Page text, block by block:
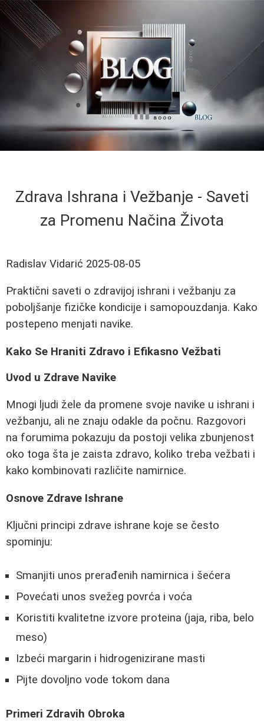
Zdrava Ishrana i Vežbanje - Saveti
za Promenu Načina Života
Radislav Vidarić 2025-08-05
Praktični saveti o zdravijoj ishrani i vežbanju za
poboljšanje fizičke kondicije i samopouzdanja. Kako
postepeno menjati navike.
Kako Se Hraniti Zdravo i Efikasno Vežbati
Uvod u Zdrave Navike
Mnogi ljudi žele da promene svoje navike u ishrani i
vežbanju, ali ne znaju odakle da počnu. Razgovori
na forumima pokazuju da postoji velika zbunjenost
oko toga šta je zaista zdravo, koliko treba vežbati i
kako kombinovati različite namirnice.
Osnove Zdrave Ishrane
Ključni principi zdrave ishrane koje se često
spominju:
Smanjiti unos prerađenih namirnica i šećera
Povećati unos svežeg povrća i voća
Koristiti kvalitetne izvore proteina (jaja, riba, belo
meso)
Izbeći margarin i hidrogenizirane masti
Pijte dovoljno vode tokom dana
Primeri Zdravih Obroka